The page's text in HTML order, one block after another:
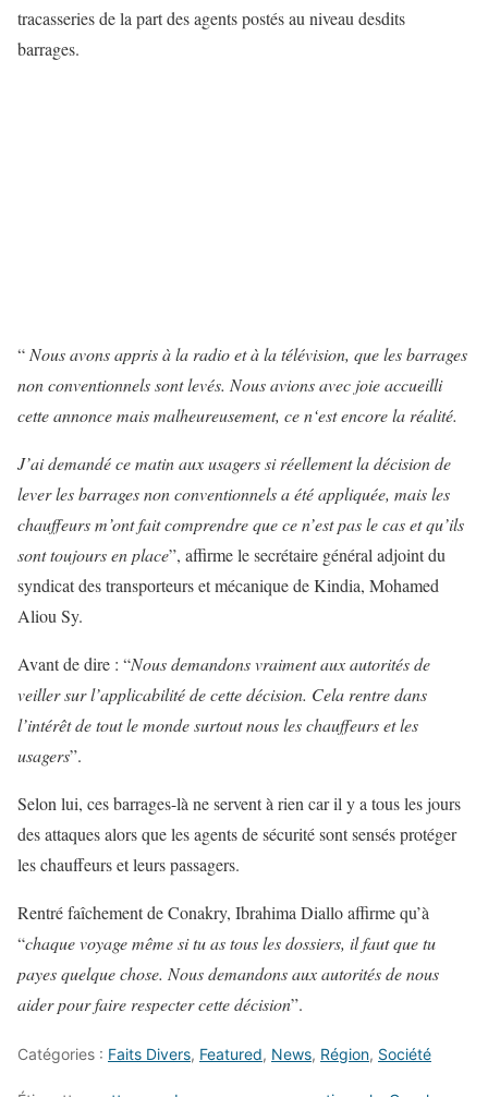
tracasseries de la part des agents postés au niveau desdits
barrages.
“Nous avons appris à la radio et à la télévision, que les barrages
non conventionnels sont levés. Nous avions avec joie accueilli
cetteannonce mais malheureusement, ce n‘est encore la réalité.
J’ai demandé ce matinaux usagerssi réellement la décisionde
lever les barrages non conventionnels a étéappliquée, mais les
chauffeurs m’ont fait comprendreque ce n’est pas le cas et qu’ils
sont toujours en place”, affirme le secrétaire général adjoint du
syndicat des transporteurs et mécanique de Kindia, Mohamed
Aliou Sy.
Avant de dire : “Nous demandons vraimentauxautoritésde
veillersur l’applicabilité de cette décision. Cela rentre dans
l’intérêt de toutle monde surtout nous les chauffeurs et les
usagers”.
Selon lui, ces barrages-là ne servent à rien car il y a tous les jours
des attaques alors que les agents de sécurité sont sensés protéger
les chauffeurs et leurs passagers.
Rentré faîchement de Conakry, Ibrahima Diallo affirme qu’à
“chaque voyage même si tu as tousles dossiers, il faut que tu
payes quelque chose. Nousdemandons aux autorités de nous
aider pour faire respecter cette décision”.
Catégories : Faits Divers, Featured, News, Région, Société